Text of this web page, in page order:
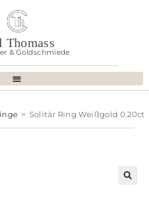
Thomass
& Goldschmiede
> Solitär Ring Weißgold 0.20ct